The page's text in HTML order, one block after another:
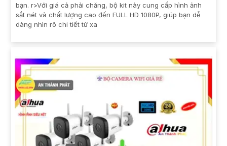
bạn. r>Với giá cả phải chăng, bộ kit này cung cấp hình ảnh
sắt nét và chất lượng cao đến FULL HD 1080P, giúp bạn dễ
dàng nhìn rõ chi tiết từ xa